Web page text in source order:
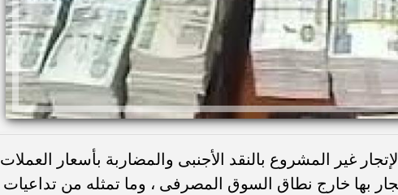
غير المشروع بالنقد الأجنبى والمضاربة بأسعار العملات
بها خارج نطاق السوق المصرفى ، وما تمثله من تداعيات